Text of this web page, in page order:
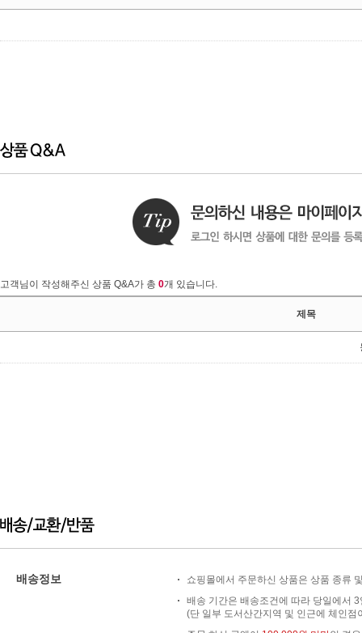
고객님이 작성해주신 상품 Q&A가 총 0개 있습니다.
제목
배송정보
쇼핑몰에서 주문하신 상품은 상품 종류
배송 기간은 배송조건에 따라 당일에서
(단 일부 도서산간지역 및 인근에 체인